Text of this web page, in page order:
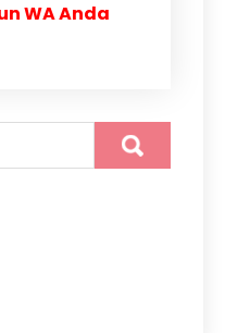
WA Anda